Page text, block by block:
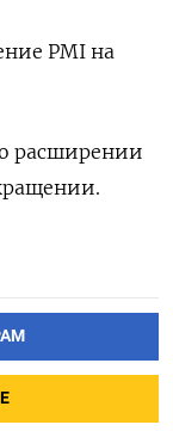
PMI на
расширении